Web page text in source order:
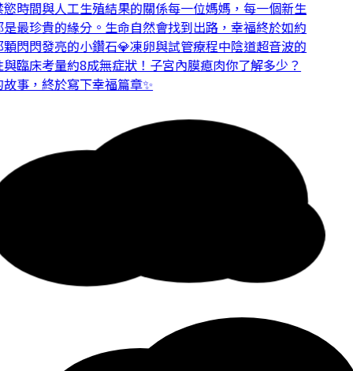
時間與人工生殖結果的關係每一位媽媽，每一個新生
最珍貴的緣分。 生命自然會找到出路，幸福終於如約
閃閃發亮的小鑽石💎凍卵與試管療程中陰道超音波的
臨床考量約8成無症狀！子宮內膜瘜肉你了解多少？
事，終於寫下幸福篇章✨